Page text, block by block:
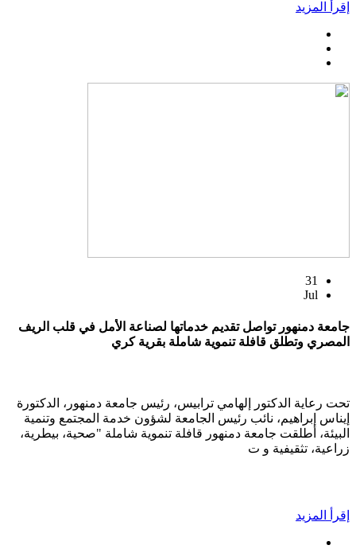
إقرأ المزيد
31
Jul
جامعة دمنهور تواصل تقديم خدماتها لصناعة الأمل في قلب الريف
المصري وتطلق قافلة تنموية شاملة بقرية كري
تحت رعاية الدكتور إلهامي ترابيس، رئيس جامعة دمنهور، الدكتورة
إيناس إبراهيم، نائب رئيس الجامعة لشؤون خدمة المجتمع وتنمية
البيئة، أطلقت جامعة دمنهور قافلة تنموية شاملة "صحية، بيطرية،
زراعية، تثقيفية و ت
إقرأ المزيد